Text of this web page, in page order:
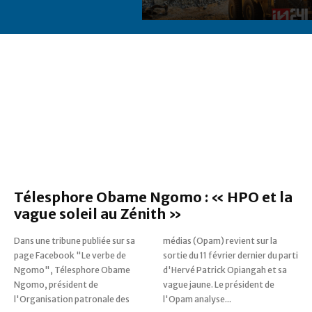
Télesphore Obame Ngomo : « HPO et la
vague soleil au Zénith »
Dans une tribune publiée sur sa
page Facebook "Le verbe de
Ngomo", Télesphore Obame
Ngomo, président de
l'Organisation patronale des
médias (Opam) revient sur la
sortie du 11 février dernier du parti
d'Hervé Patrick Opiangah et sa
vague jaune. Le président de
l'Opam analyse...